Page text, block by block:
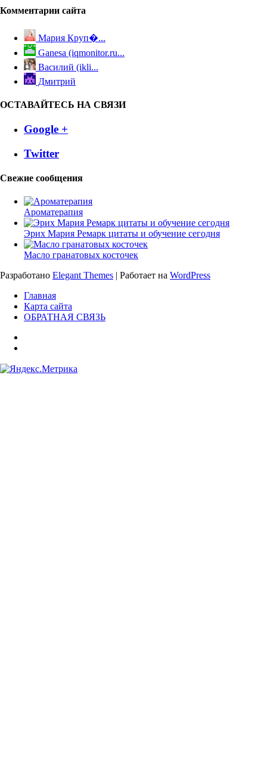
Комментарии сайта
Мария Круп�...
Ganesa (iqmonitor.ru...
Василий (ikli...
Дмитрий
ОСТАВАЙТЕСЬ НА СВЯЗИ
Google +
Twitter
Свежие сообщения
Ароматерапия
Эрих Мария Ремарк цитаты и обучение сегодня
Масло гранатовых косточек
Разработано Elegant Themes | Работает на WordPress
Главная
Карта сайта
ОБРАТНАЯ СВЯЗЬ